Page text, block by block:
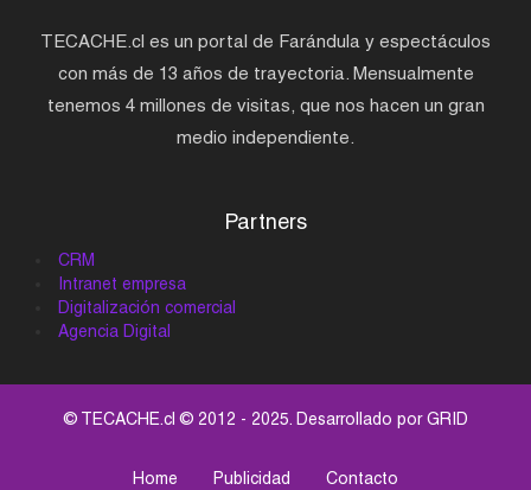
TECACHE.cl es un portal de Farándula y espectáculos
con más de 13 años de trayectoria. Mensualmente
tenemos 4 millones de visitas, que nos hacen un gran
medio independiente.
Partners
CRM
Intranet empresa
Digitalización comercial
Agencia Digital
© TECACHE.cl © 2012 - 2025. Desarrollado porGRID
Home Publicidad Contacto